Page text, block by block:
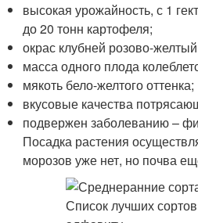
высокая урожайность, с 1
до 20 тонн картофеля;
окрас клубней розово-
масса одного плода
мякоть бело-желтого оттенка;
вкусовые качества
подвержен заболеванию –
Посадка растения
морозов уже нет, но почва